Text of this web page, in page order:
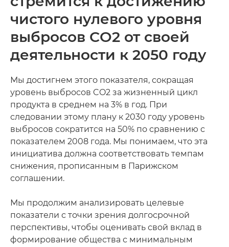
чистого нулевого уровня
выбросов CO2 от своей
деятельности к 2050 году
Мы достигнем этого показателя, сокращая
уровень выбросов CO2 за жизненный цикл
продукта в среднем на 3% в год. При
следовании этому плану к 2030 году уровень
выбросов сократится на 50% по сравнению с
показателем 2008 года. Мы понимаем, что эта
инициатива должна соответствовать темпам
снижения, прописанным в Парижском
соглашении.
Мы продолжим анализировать целевые
показатели с точки зрения долгосрочной
перспективы, чтобы оценивать свой вклад в
формирование общества с минимальным